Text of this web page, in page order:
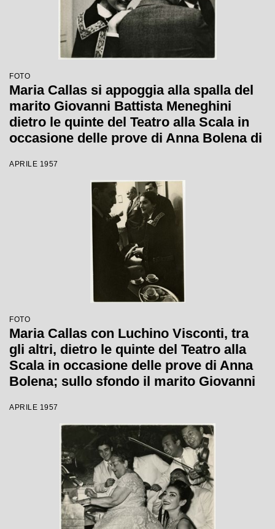
FOTO
Maria Callas si appoggia alla spalla del
marito Giovanni Battista Meneghini
dietro le quinte del Teatro alla Scala in
occasione delle prove di Anna Bolena di
APRILE 1957
FOTO
Maria Callas con Luchino Visconti, tra
gli altri, dietro le quinte del Teatro alla
Scala in occasione delle prove di Anna
Bolena; sullo sfondo il marito Giovanni
APRILE 1957